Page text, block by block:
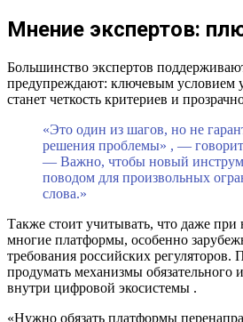
Мнение экспертов:
Большинство экспертов
предупреждают: ключевым условием
станет четкость критериев и
«Это один из шагов, но не
решения проблемы» , —
— Важно, чтобы новый
поводом для произвольных
слова.»
Также стоит учитывать, что даже при
многие платформы, особенно
требования российских регуляторов.
продумать механизмы обязательного
внутри цифровой экосистемы .
«Нужно обязать платформы